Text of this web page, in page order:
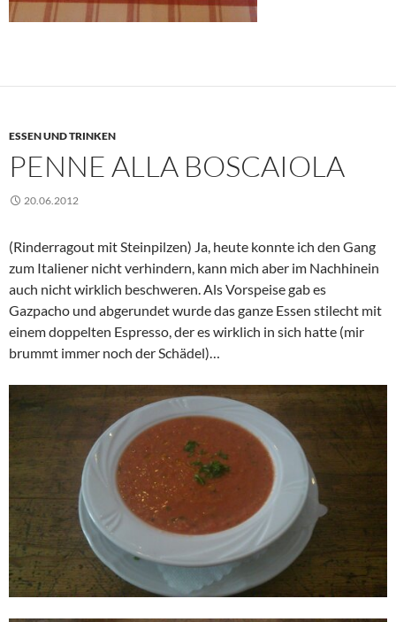
ESSEN UND TRINKEN
PENNE ALLA BOSCAIOLA
20.06.2012
(Rinderragout mit Steinpilzen) Ja, heute konnte ich den Gang
zum Italiener nicht verhindern, kann mich aber im Nachhinein
auch nicht wirklich beschweren. Als Vorspeise gab es
Gazpacho und abgerundet wurde das ganze Essen stilecht mit
einem doppelten Espresso, der es wirklich in sich hatte (mir
brummt immer noch der Schädel)…